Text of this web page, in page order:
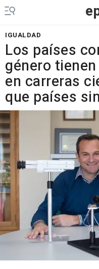
IGUALDAD
Los países
género
en carreras
que países